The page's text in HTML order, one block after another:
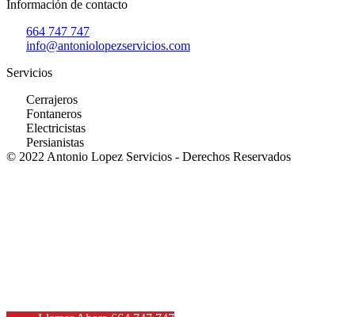
Información de contacto
664 747 747
info@antoniolopezservicios.com
Servicios
Cerrajeros
Fontaneros
Electricistas
Persianistas
© 2022 Antonio Lopez Servicios - Derechos Reservados